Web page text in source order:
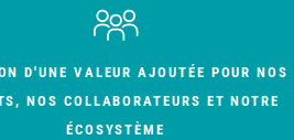
D'UNE VALEUR AJOUTÉE POUR NOS
NOS COLLABORATEURS ET NOTRE
ÉCOSYSTÈME